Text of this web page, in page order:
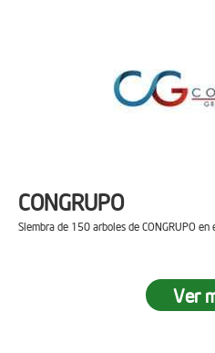
CONGRUPO
Siembra de 150 arboles de CONGRUPO
Ver